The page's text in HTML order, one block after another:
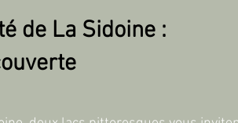
de La Sidoine :